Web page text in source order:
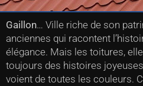
Gaillon… Ville riche de son
anciennes qui racontent
élégance. Mais les toitures,
toujours des histoires
voient de toutes les couleurs.